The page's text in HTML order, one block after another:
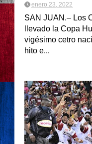
enero 23, 2022
SAN JUAN.– Los
llevado la Copa
vigésimo cetro
hito e...